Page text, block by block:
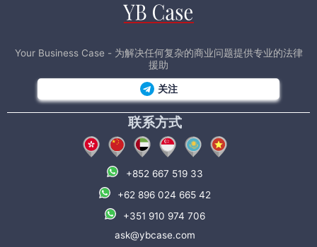
Your Business Case - 为解决任何复杂的商业问题提供专业的法律
援助
关注
联系方式
+852 667 519 33
+62 896 024 665 42
+351 910 974 706
ask@ybcase.com